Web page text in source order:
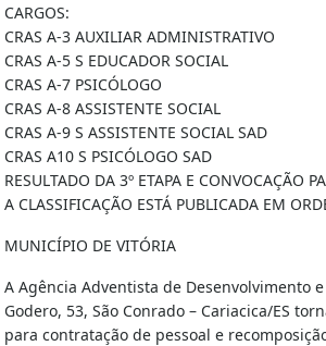
CARGOS:
CRAS A-3 AUXILIAR ADMINISTRATIVO
CRAS A-5 S EDUCADOR SOCIAL
CRAS A-7 PSICÓLOGO
CRAS A-8 ASSISTENTE SOCIAL
CRAS A-9 S ASSISTENTE SOCIAL SAD
CRAS A10 S PSICÓLOGO SAD
RESULTADO DA 3º ETAPA E CONVOCAÇÃO
A CLASSIFICAÇÃO ESTÁ PUBLICADA EM
MUNICÍPIO DE VITÓRIA
A Agência Adventista de Desenvolvimento
Godero, 53, São Conrado – Cariacica/ES
para contratação de pessoal e